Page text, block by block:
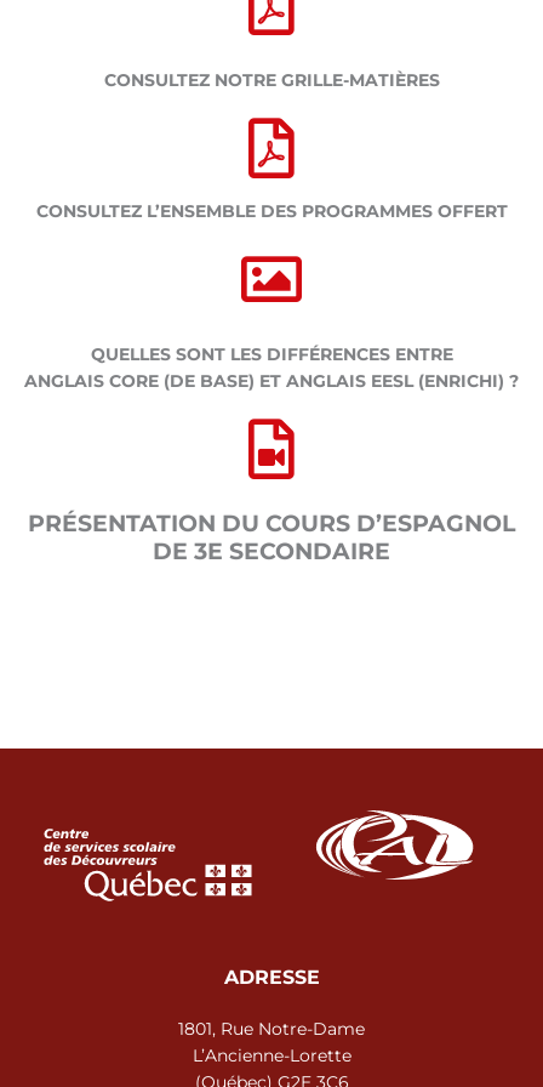
CONSULTEZ NOTRE GRILLE-MATIÈRES
CONSULTEZ L’ENSEMBLE DES PROGRAMMES OFFERT
QUELLES SONT LES DIFFÉRENCES ENTRE
ANGLAIS CORE (DE BASE) ET ANGLAIS EESL (ENRICHI) ?
PRÉSENTATION DU COURS D’ESPAGNOL
DE 3E SECONDAIRE
ADRESSE
1801, Rue Notre-Dame
L’Ancienne-Lorette
(Québec) G2E 3C6